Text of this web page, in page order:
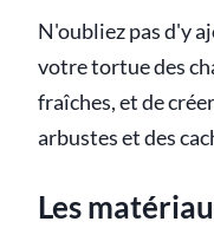
N'oubliez pas d'y
votre tortue des
fraîches, et de
arbustes et des
Les